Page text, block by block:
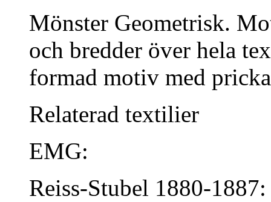
Mönster Geometrisk.
och bredder över hela
formad motiv med
Relaterad textilier
EMG:
Reiss-Stubel 1880-